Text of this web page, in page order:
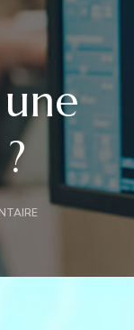
COMMENT